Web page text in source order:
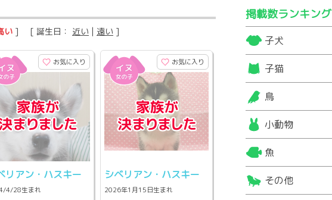
い ] [ 誕生日： 近い | 遠い ]
お気に入り
リアン・ハスキー
4/28生まれ
お気に入り
シベリアン・ハスキー
2026年1月15日生まれ
掲載数ランキング
子犬
子猫
鳥
小動物
魚
その他